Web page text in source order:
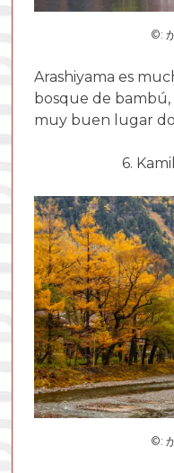
©:
Arashiyama es
bosque de
muy buen lugar
6.
©: